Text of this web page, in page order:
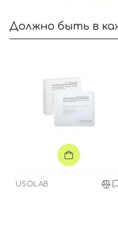
Должно быть в
USOLAB